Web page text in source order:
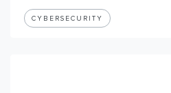
CYBERSECURITY